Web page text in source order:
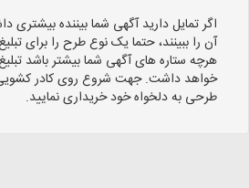
اگر تمایل دارید آگهی شما بیننده بیشتری
آن را ببینند، حتما یک نوع طرح را برای
هرچه ستاره های آگهی شما بیشتر باشد
خواهد داشت. جهت شروع روی کادر
طرحی به دلخواه خود خریداری نمایید.